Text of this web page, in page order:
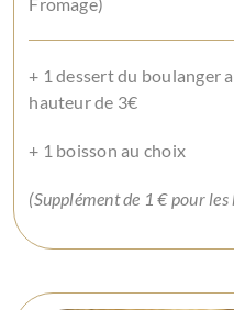
+ 1 dessert du boulanger
hauteur de 3€
+ 1 boisson au choix
(Supplément de 1 € pour